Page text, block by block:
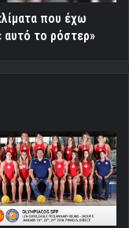
που έχω
αυτό το ρόστερ»